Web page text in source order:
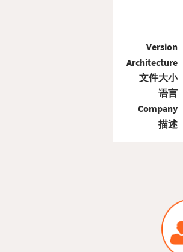
Version
Architecture
文件大小
语言
Company
描述